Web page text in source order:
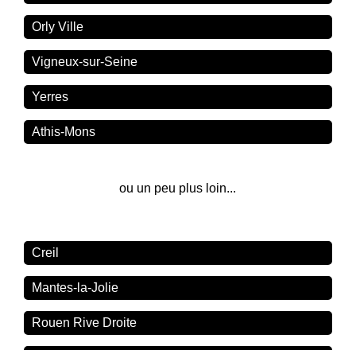
Orly Ville
Vigneux-sur-Seine
Yerres
Athis-Mons
ou un peu plus loin...
Creil
Mantes-la-Jolie
Rouen Rive Droite